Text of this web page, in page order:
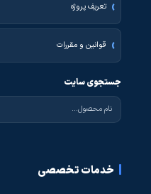
تعریف پروژه
قوانین و مقررات
جستجوی سایت
خدمات تخصصی